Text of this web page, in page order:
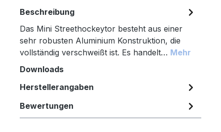
Beschreibung
Das Mini Streethockeytor besteht aus einer
sehr robusten Aluminium Konstruktion, die
vollständig verschweißt ist. Es handelt… Mehr
Downloads
Herstellerangaben
Bewertungen